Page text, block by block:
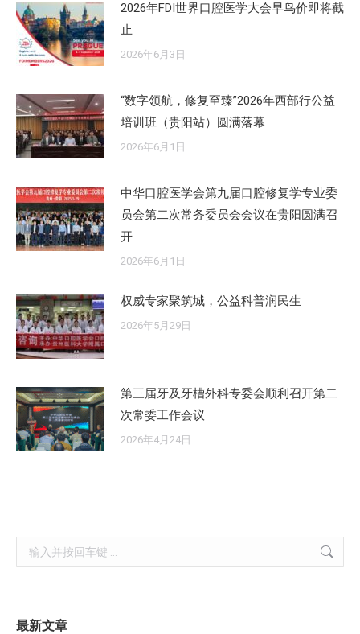
2026年FDI世界口腔医学大会早鸟价即将截
止
2026年6月3日
“数字领航，修复至臻”2026年西部行公益
培训班（贵阳站）圆满落幕
2026年6月1日
中华口腔医学会第九届口腔修复学专业委
员会第二次常务委员会会议在贵阳圆满召
开
2026年6月1日
权威专家聚筑城，公益科普润民生
2026年5月29日
第三届牙及牙槽外科专委会顺利召开第二
次常委工作会议
2026年4月24日
Search:
最新文章